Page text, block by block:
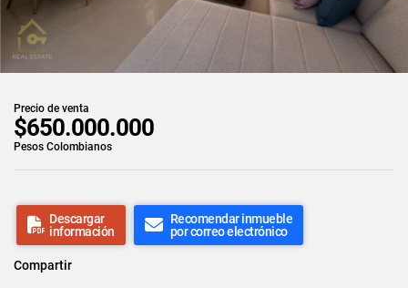
Precio de venta
$650.000.000
Pesos Colombianos
Descargar
información
Recomendar inmueble
por correo electrónico
Compartir